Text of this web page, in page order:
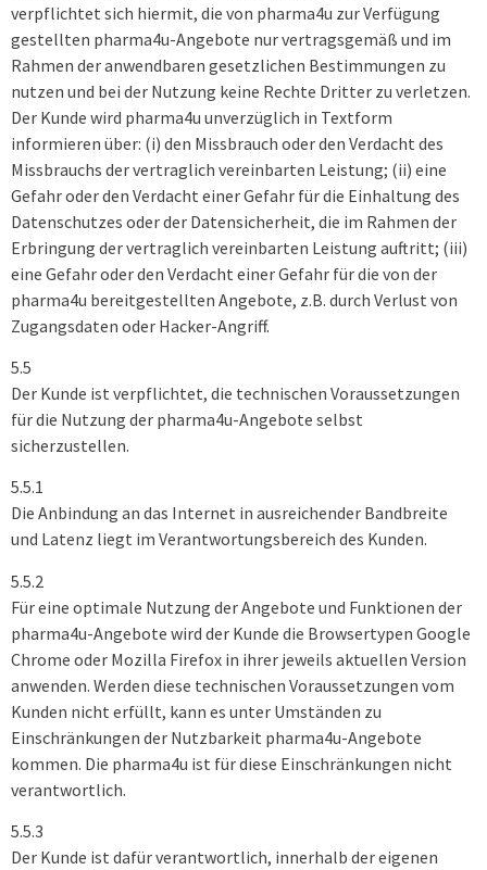
verpflichtet sich hiermit, die von pharma4u zur Verfügung
gestellten pharma4u-Angebote nur vertragsgemäß und im
Rahmen der anwendbaren gesetzlichen Bestimmungen zu
nutzen und bei der Nutzung keine Rechte Dritter zu verletzen.
Der Kunde wird pharma4u unverzüglich in Textform
informieren über: (i) den Missbrauch oder den Verdacht des
Missbrauchs der vertraglich vereinbarten Leistung; (ii) eine
Gefahr oder den Verdacht einer Gefahr für die Einhaltung des
Datenschutzes oder der Datensicherheit, die im Rahmen der
Erbringung der vertraglich vereinbarten Leistung auftritt; (iii)
eine Gefahr oder den Verdacht einer Gefahr für die von der
pharma4u bereitgestellten Angebote, z.B. durch Verlust von
Zugangsdaten oder Hacker-Angriff.
5.5
Der Kunde ist verpflichtet, die technischen Voraussetzungen
für die Nutzung der pharma4u-Angebote selbst
sicherzustellen.
5.5.1
Die Anbindung an das Internet in ausreichender Bandbreite
und Latenz liegt im Verantwortungsbereich des Kunden.
5.5.2
Für eine optimale Nutzung der Angebote und Funktionen der
pharma4u-Angebote wird der Kunde die Browsertypen Google
Chrome oder Mozilla Firefox in ihrer jeweils aktuellen Version
anwenden. Werden diese technischen Voraussetzungen vom
Kunden nicht erfüllt, kann es unter Umständen zu
Einschränkungen der Nutzbarkeit pharma4u-Angebote
kommen. Die pharma4u ist für diese Einschränkungen nicht
verantwortlich.
5.5.3
Der Kunde ist dafür verantwortlich, innerhalb der eigenen